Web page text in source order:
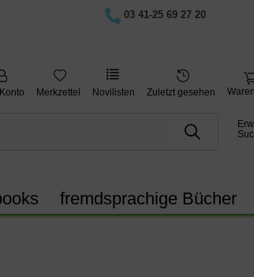
03 41-25 69 27 20
Merkzettel Novilisten Zuletzt gesehen
fremdsprachige Bücher